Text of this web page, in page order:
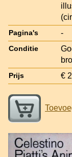
Pagina's -
Conditie
Prijs €